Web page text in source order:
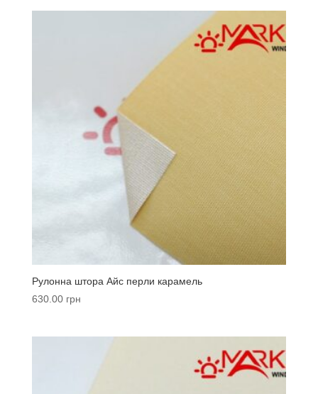
Рулонна штора Айс перли карамель
630.00грн